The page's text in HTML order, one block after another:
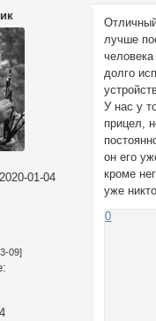
01-04
09]
лучше
долго
У нас у
прицел,
он его
кроме
уже никто.
0